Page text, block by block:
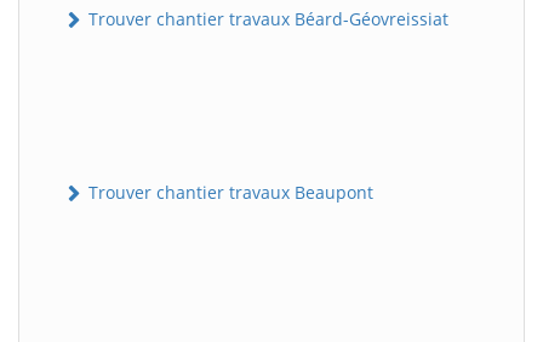
Trouver chantier travaux Béard-Géovreissiat
Trouver chantier travaux Beaupont